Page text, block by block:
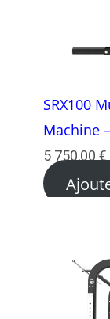
SRX100
Machine
5 750,00 €